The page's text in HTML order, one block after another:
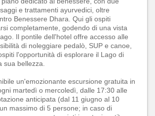
e trattamenti ayurvedici, oltre
Benessere Dhara. Qui gli ospiti
completamente, godendo di una vista
Il pontile dell'hotel offre accesso alle
di noleggiare pedalò, SUP e canoe,
l'opportunità di esplorare il Lago di
sua bellezza.
un'emozionante escursione gratuita in
martedì o mercoledì, dalle 17:30 alle
anticipata (dal 11 giugno al 10
massimo di 5 persone; in caso di